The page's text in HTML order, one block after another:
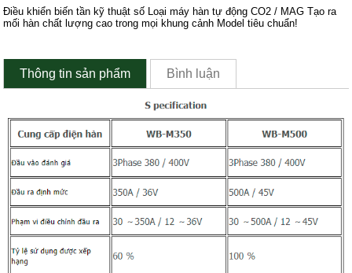
Điều khiển biến tần kỹ thuật số Loại máy hàn tự động CO2 / MAG Tạo ra
mối hàn chất lượng cao trong mọi khung cảnh Model tiêu chuẩn!
Thông tin sản phẩm Bình luận